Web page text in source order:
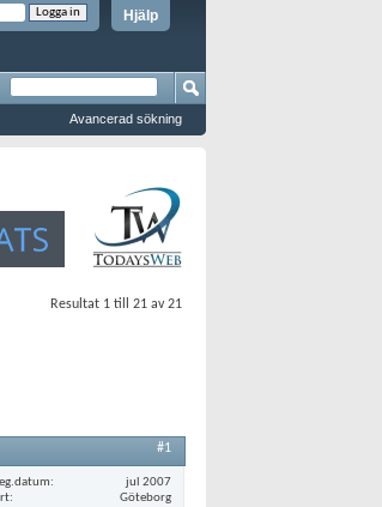
Hjälp
Avancerad sökning
Resultat 1 till 21 av 21
#1
jul 2007
Göteborg